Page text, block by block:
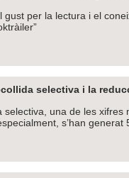
gust per la lectura i el
selectiva i la
una de les xifres
s’han generat